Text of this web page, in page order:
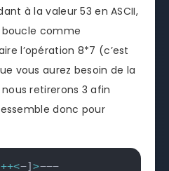
à la valeur 53 en ASCII,
boucle comme
l’opération 8*7 (c’est
vous aurez besoin de la
retirerons 3 afin
donc pour
+<−]>−−−